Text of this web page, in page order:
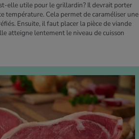
elle utile pour le grillardin? Il devrait porter
température. Cela permet de caraméliser une
Ensuite, il faut placer la pièce de viande
atteigne lentement le niveau de cuisson